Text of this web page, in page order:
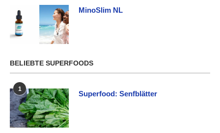
MinoSlim NL
BELIEBTE SUPERFOODS
1
Superfood: Senfblätter